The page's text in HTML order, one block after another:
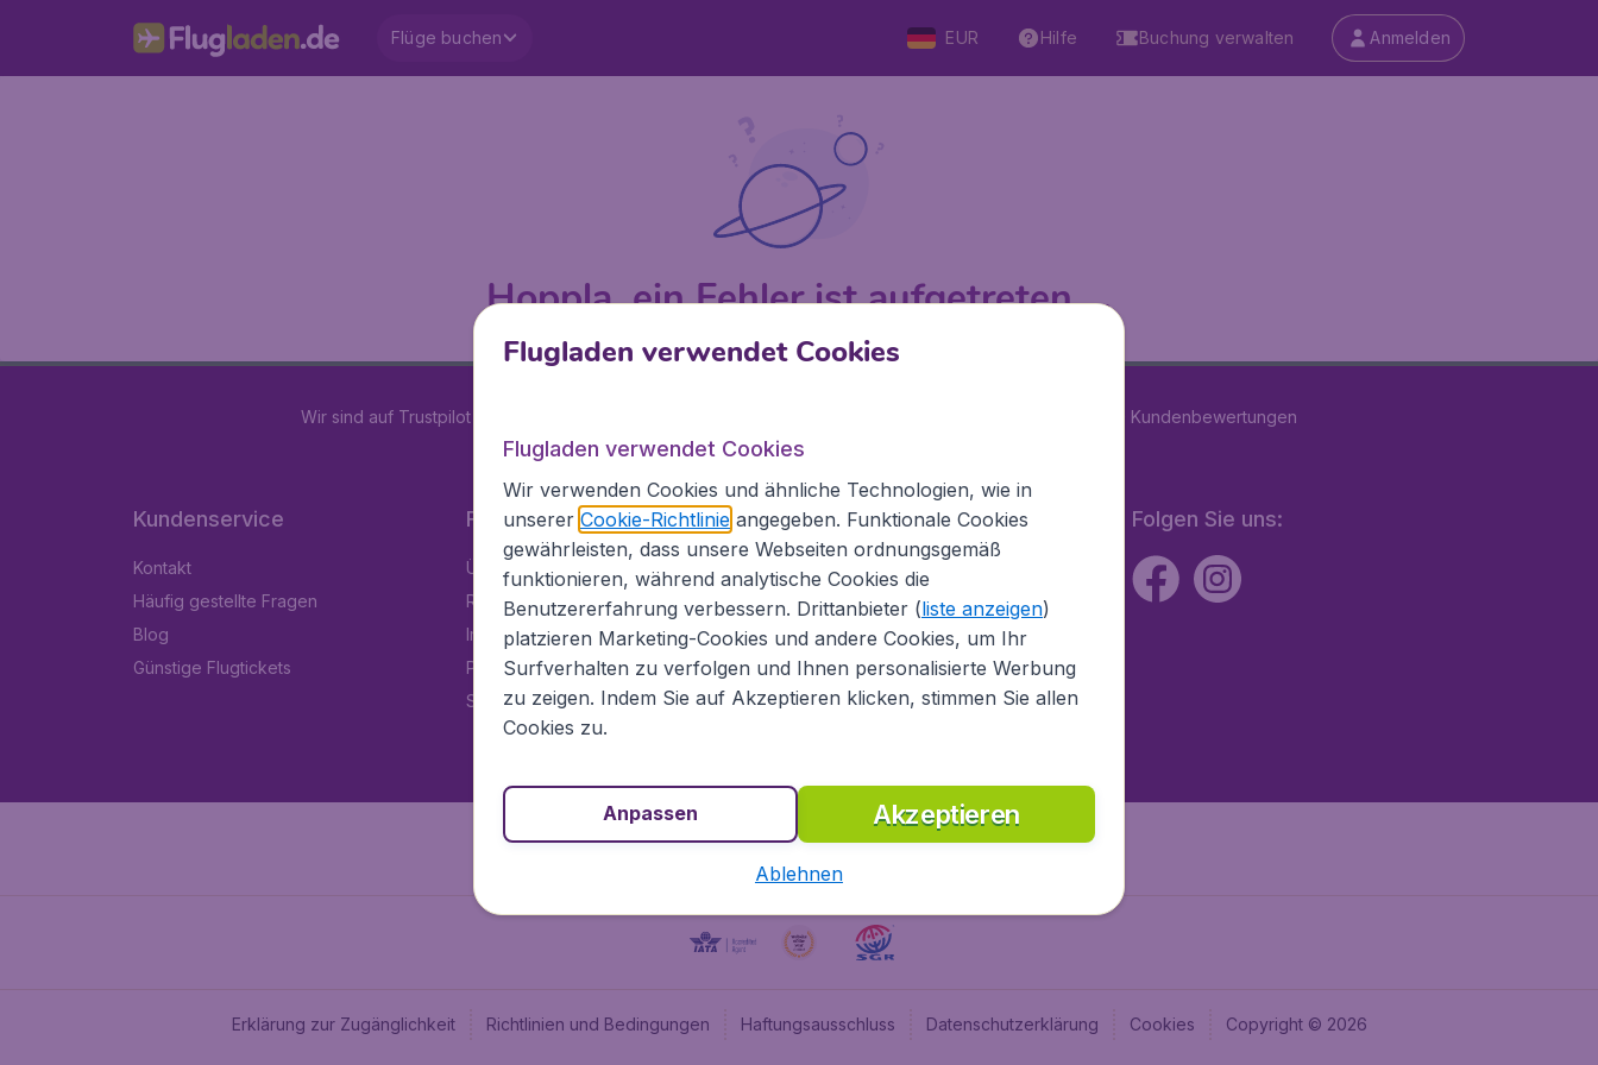
Flüge buchen EUR Hilfe Buchung verwalten Anmelden
Hoppla, ein Fehler ist aufgetreten ...
Wir sind auf Trustpilot mit Kundenbewertungen
Kundenservice
Kontakt
Häufig gestellte Fragen
Blog
Günstige Flugtickets
Flugladen.de
Über Flugladen.de
Rechtliche Informationen
Impressum
Partnerprogramm
Stellenangebote
Internationale Webseiten
CheapTickets.nl
CheapTickets.be
BudgetAir.fr
BudgetAir.es
BudgetAir.it
Folgen Sie uns:
Erklärung zur Zugänglichkeit Richtlinien und Bedingungen Haftungsausschluss Datenschutzerklärung Cookies Copyright © 2026
Flugladen verwendet Cookies
Flugladen verwendet Cookies
Wir verwenden Cookies und ähnliche Technologien, wie in
unserer Cookie-Richtlinieangegeben. Funktionale Cookies
gewährleisten, dass unsere Webseiten ordnungsgemäß
funktionieren, während analytische Cookies die
Benutzererfahrung verbessern. Drittanbieter (liste anzeigen)
platzieren Marketing-Cookies und andere Cookies, um Ihr
Surfverhalten zu verfolgen und Ihnen personalisierte Werbung
zu zeigen. Indem Sie auf Akzeptieren klicken, stimmen Sie allen
Cookies zu.
Akzeptieren
Anpassen
Ablehnen